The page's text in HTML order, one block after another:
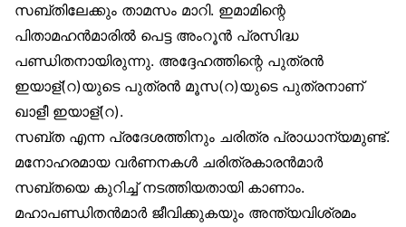
സബ്തിലേക്കും താമസം മാറി. ഇമാമിന്റെ
പിതാമഹൻമാരിൽ പെട്ട അംറൂൻ പ്രസിദ്ധ
പണ്ഡിതനായിരുന്നു. അദ്ദേഹത്തിന്റെ പുത്രൻ
ഇയാള്(റ)യുടെ പുത്രൻ മൂസ(റ)യുടെ പുത്രനാണ്
ഖാളീ ഇയാള്(റ).
സബ്ത എന്ന പ്രദേശത്തിനും ചരിത്ര പ്രാധാന്യമുണ്ട്.
മനോഹരമായ വർണനകൾ ചരിത്രകാരൻമാർ
സബ്തയെ കുറിച്ച് നടത്തിയതായി കാണാം.
മഹാപണ്ഡിതൻമാർ ജീവിക്കുകയും അന്ത്യവിശ്രമം